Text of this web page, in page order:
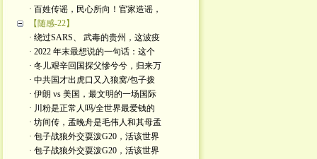
· 百姓传谣，民心所向！官家造谣，
【随感-22】
· 绕过SARS、 武毒的贵州，这波疫
· 2022 年末最想说的一句话：这个
· 冬儿艰辛回国探父慘兮兮，归来万
· 中共国才出虎口又入狼窝/包子拨
· 伊朗 vs 美国，最文明的一场国际
· 川粉是正常人吗/全世界最爱钱的
· 坊间传，孟晚舟是毛伟人和其母孟
· 包子战狼外交耍泼G20，活该世界
· 包子战狼外交耍泼G20，活该世界